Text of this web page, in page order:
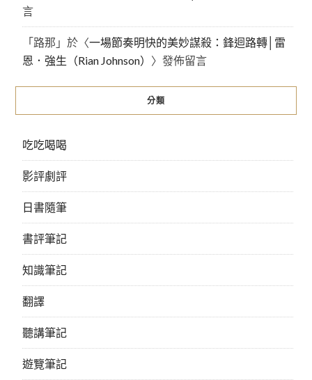
言
「路那 」於〈一場節奏明快的美妙謀殺：鋒迴路轉│雷
恩．強生（Rian Johnson） 〉發佈留言
分類
吃吃喝喝
影評劇評
日書隨筆
書評筆記
知識筆記
翻譯
聽講筆記
遊覽筆記